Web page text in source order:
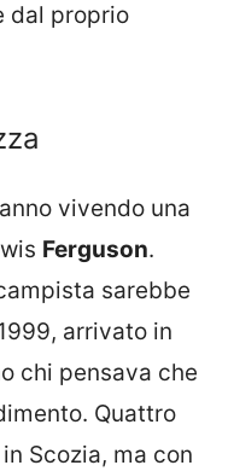
dal proprio
vivendo una
Ferguson.
sarebbe
arrivato in
chi pensava che
Quattro
in Scozia, ma con